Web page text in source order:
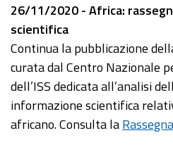
26/11/2020 - Africa:
scientifica
Continua la pubblicazione
curata dal Centro Nazionale
dell’ISS dedicata all’analisi
informazione scientifica
africano. Consulta la